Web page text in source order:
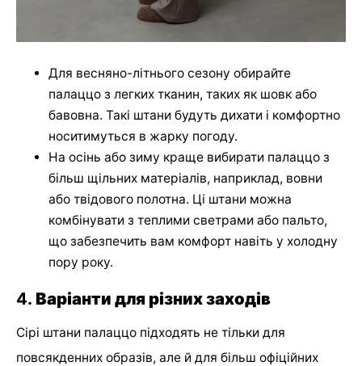
Для весняно-літнього сезону обирайте
палаццо з легких тканин, таких як шовк або
бавовна. Такі штани будуть дихати і комфортно
носитимуться в жарку погоду.
На осінь або зиму краще вибирати палаццо з
більш щільних матеріалів, наприклад, вовни
або твідового полотна. Ці штани можна
комбінувати з теплими светрами або пальто,
що забезпечить вам комфорт навіть у холодну
пору року.
4. Варіанти для різних заходів
Сірі штани палаццо підходять не тільки для
повсякденних образів, але й для більш офіційних